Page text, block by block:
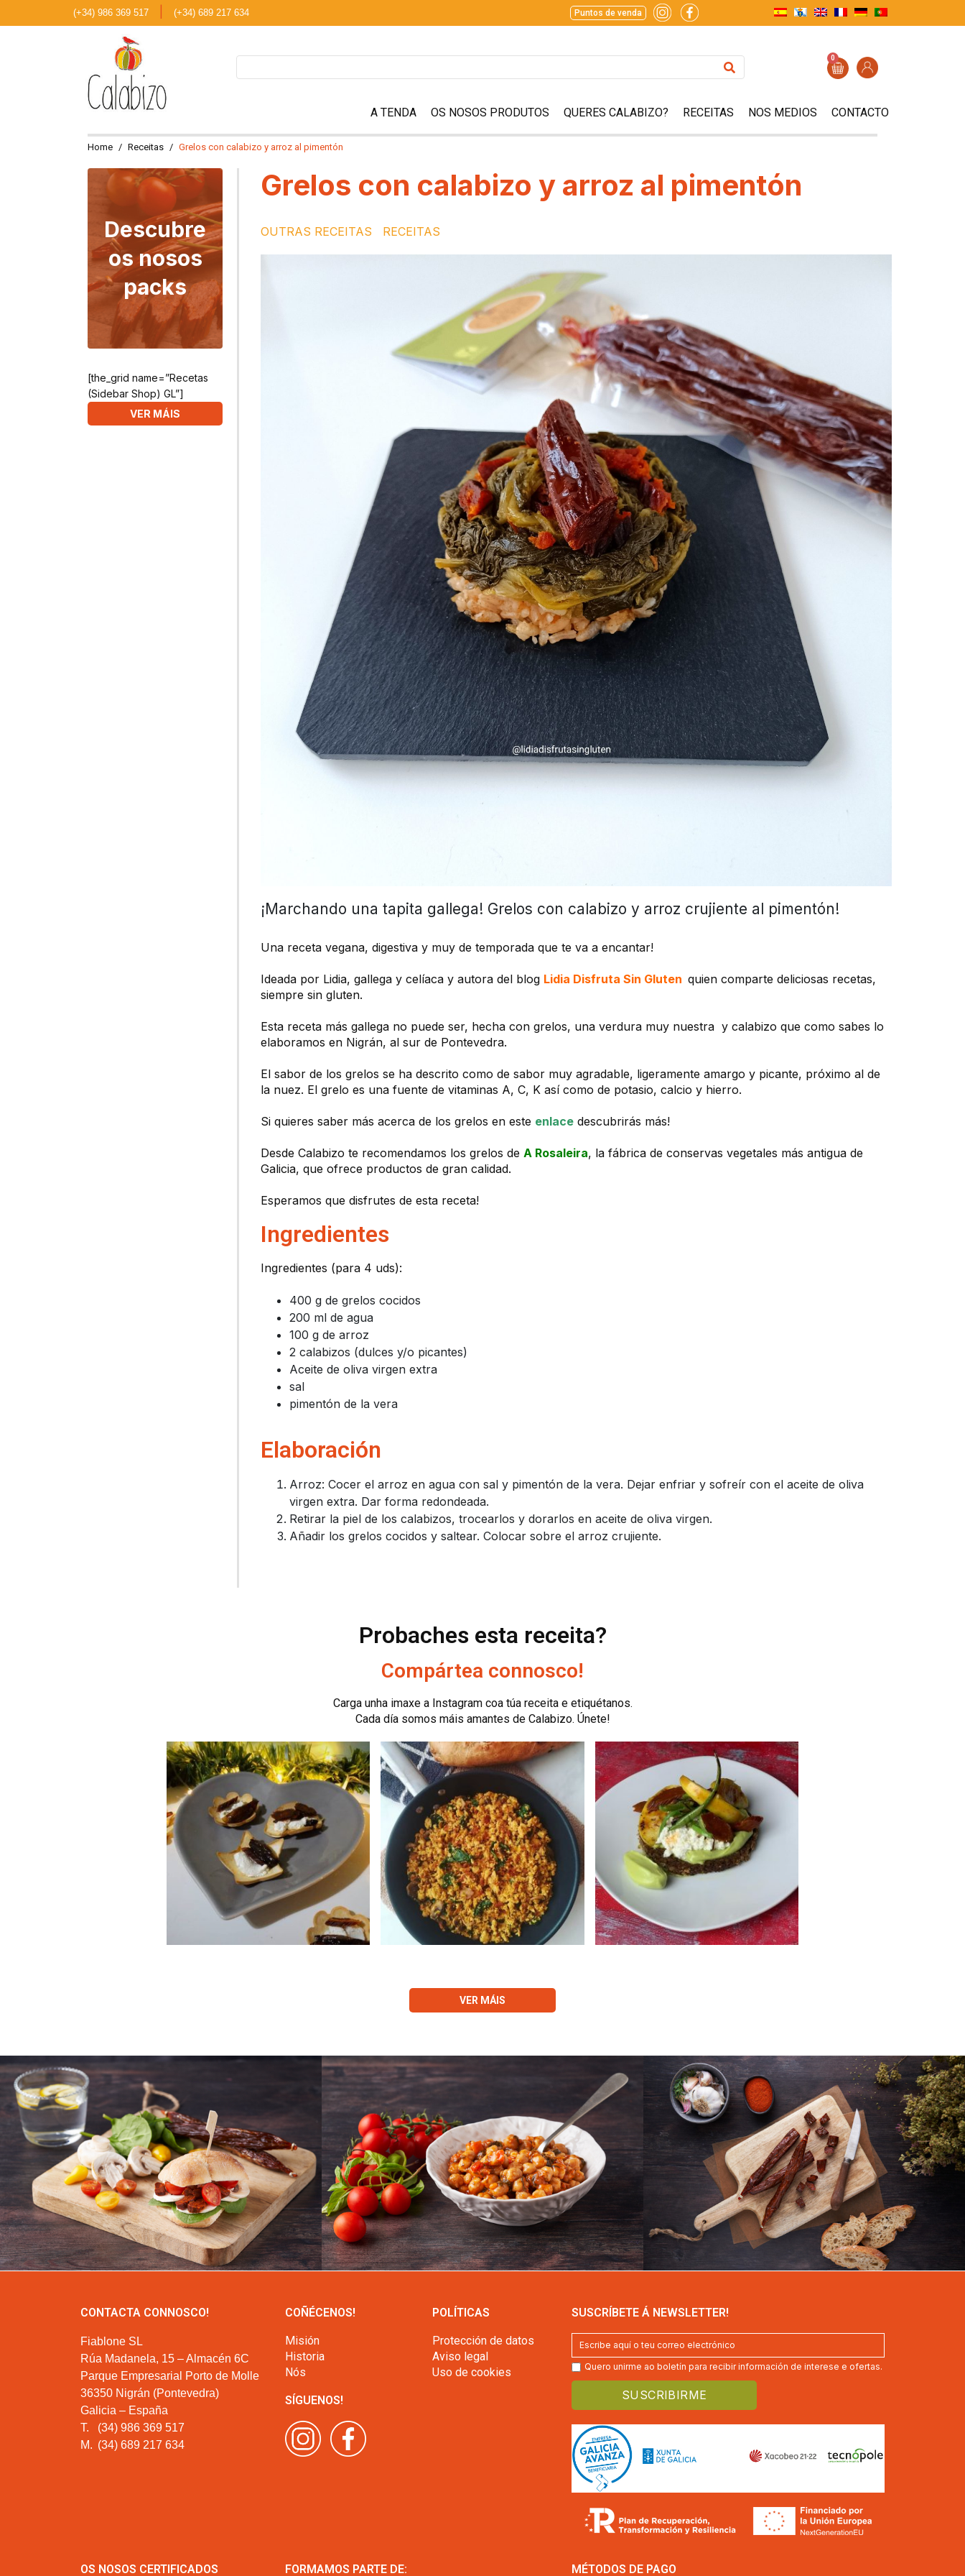
(+34) 986 369 517 (+34) 689 217 634 Puntos de venda
0
A TENDA OS NOSOS PRODUTOS QUERES CALABIZO? RECEITAS NOS MEDIOS CONTACTO
Home Receitas Grelos con calabizo y arroz al pimentón
Descubre
os nosos
packs
[the_grid name=”Recetas
(Sidebar Shop) GL”]
VER MÁIS
Grelos con calabizo y arroz al pimentón
OUTRAS RECEITAS RECEITAS
¡Marchando una tapita gallega! Grelos con calabizo y arroz crujiente al pimentón!
Una receta vegana, digestiva y muy de temporada que te va a encantar!
Ideada por Lidia, gallega y celíaca y autora del blog Lidia Disfruta Sin Gluten quien comparte deliciosas recetas,
siempre sin gluten.
Esta receta más gallega no puede ser, hecha con grelos, una verdura muy nuestra y calabizo que como sabes lo
elaboramos en Nigrán, al sur de Pontevedra.
El sabor de los grelos se ha descrito como de sabor muy agradable, ligeramente amargo y picante, próximo al de
la nuez. El grelo es una fuente de vitaminas A, C, K así como de potasio, calcio y hierro.
Si quieres saber más acerca de los grelos en este enlace descubrirás más!
Desde Calabizo te recomendamos los grelos de A Rosaleira, la fábrica de conservas vegetales más antigua de
Galicia, que ofrece productos de gran calidad.
Esperamos que disfrutes de esta receta!
Ingredientes
Ingredientes (para 4 uds):
400 g de grelos cocidos
200 ml de agua
100 g de arroz
2 calabizos (dulces y/o picantes)
Aceite de oliva virgen extra
sal
pimentón de la vera
Elaboración
Arroz: Cocer el arroz en agua con sal y pimentón de la vera. Dejar enfriar y sofreír con el aceite de oliva
virgen extra. Dar forma redondeada.
Retirar la piel de los calabizos, trocearlos y dorarlos en aceite de oliva virgen.
Añadir los grelos cocidos y saltear. Colocar sobre el arroz crujiente.
Probaches esta receita?
Compártea connosco!
Carga unha imaxe a Instagram coa túa receita e etiquétanos.
Cada día somos máis amantes de Calabizo. Únete!
VER MÁIS
CONTACTA CONNOSCO!
Fiablone SL
Rúa Madanela, 15 – Almacén 6C
Parque Empresarial Porto de Molle
36350 Nigrán (Pontevedra)
Galicia – España
T.
(34) 986 369 517
M. (34) 689 217 634
COÑÉCENOS!
Misión
Historia
Nós
SÍGUENOS!
POLÍTICAS
Protección de datos
Aviso legal
Uso de cookies
SUSCRÍBETE Á NEWSLETTER!
Quero unirme ao boletín para recibir información de interese e ofertas.
OS NOSOS CERTIFICADOS FORMAMOS PARTE DE: MÉTODOS DE PAGO